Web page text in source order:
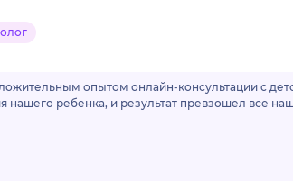
опытом онлайн-консультации с
нашего ребенка, и результат превзошел все